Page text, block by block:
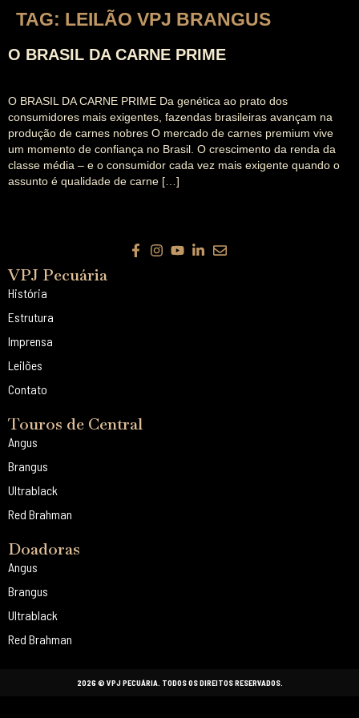
TAG: LEILÃO VPJ BRANGUS
O BRASIL DA CARNE PRIME
O BRASIL DA CARNE PRIME Da genética ao prato dos
consumidores mais exigentes, fazendas brasileiras avançam na
produção de carnes nobres O mercado de carnes premium vive
um momento de confiança no Brasil. O crescimento da renda da
classe média – e o consumidor cada vez mais exigente quando o
assunto é qualidade de carne […]
VPJ Pecuária
História
Estrutura
Imprensa
Leilões
Contato
Touros de Central
Angus
Brangus
Ultrablack
Red Brahman
Doadoras
Angus
Brangus
Ultrablack
Red Brahman
2026 © VPJ PECUÁRIA. TODOS OS DIREITOS RESERVADOS.